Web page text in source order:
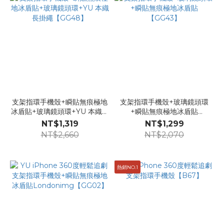
支架指環手機殼+瞬貼無痕極地
冰盾貼+玻璃鏡頭環+YU 本織長
掛繩【GG48】
NT$1,319
NT$2,660
支架指環手機殼+玻璃鏡頭環
+瞬貼無痕極地冰盾貼
【GG43】
NT$1,299
NT$2,070
熱銷NO.1